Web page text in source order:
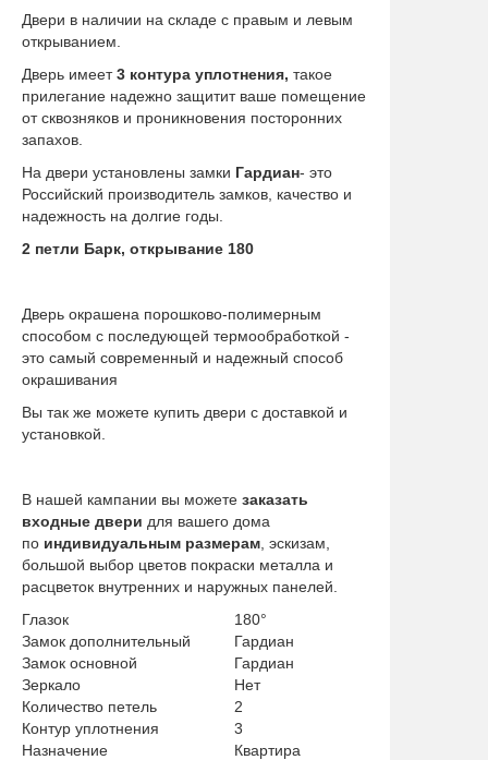
Двери в наличии на складе с правым и левым
открыванием.
Дверь имеет3 контура уплотнения, такое
прилегание надежно защитит ваше помещение
от сквозняков и проникновения посторонних
запахов.
На двери установлены замки Гардиан- это
Российский производитель замков, качество и
надежность на долгие годы.
2 петли Барк, открывание 180
Дверь окрашена порошково-полимерным
способом с последующей термообработкой -
это самый современный и надежный способ
окрашивания
Вы так же можете купить двери с доставкой и
установкой.
В нашей кампании вы можете заказать
входные двери для вашего дома
по индивидуальным размерам , эскизам,
большой выбор цветов покраски металла и
расцветок внутренних и наружных панелей.
Глазок
180°
Замок дополнительный
Гардиан
Замок основной
Гардиан
Зеркало
Нет
Количество петель
2
Контур уплотнения
3
Назначение
Квартира